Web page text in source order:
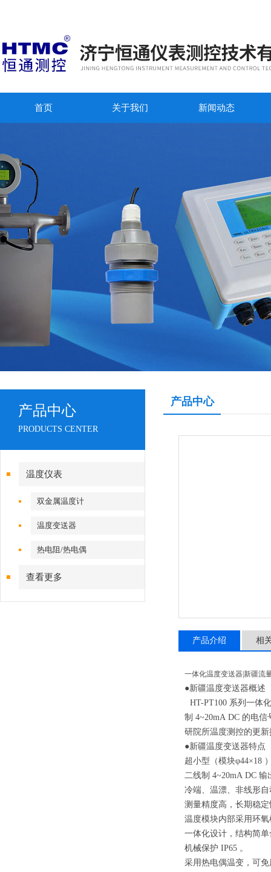
首页 关于我们 新闻动态
产品中心
PRODUCTS CENTER
温度仪表
双金属温度计
温度变送器
热电阻/热电偶
查看更多
产品中心
产品介绍 相
一体化温度变送器|新疆流
●新疆温度变送器概述
HT-PT100 系列一体
制 4~20mA DC 的电
研院所温度测控的
●新疆温度变送器特点
超小型（模块φ44×18
二线制 4~20mA DC
冷端、温漂、非线形
测量精度高，长期稳
温度模块内部采用环
一体化设计，结构简
机械保护 IP65 。
采用热电偶温变，可